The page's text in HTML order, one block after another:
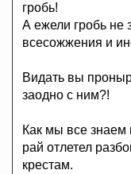
гробь!
А ежели гробь не
всесожжения и
Видать вы
заодно с ним?!
Как мы все
рай отлетел
крестам.